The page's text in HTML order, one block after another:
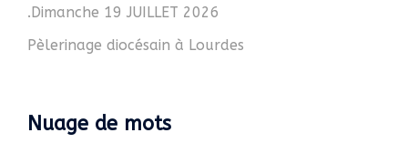
.Dimanche 19 JUILLET 2026
Pèlerinage diocésain à Lourdes
Nuage de mots